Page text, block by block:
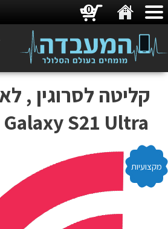
קליטה לסרוגין ,
S21 Ultra
מקצועיות
0